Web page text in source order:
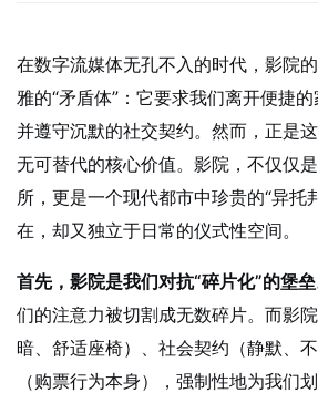
在数字流媒体无孔不入的时代，影院
雅的“矛盾体”：它要求我们离开便捷的
并遵守沉默的社交契约。然而，正是
无可替代的核心价值。影院，不仅仅
所，更是一个现代都市中珍贵的“异
在，却又独立于日常的仪式性空间。
首先，影院是我们对抗“碎片化”的堡垒
们的注意力被切割成无数碎片。而影
暗、舒适座椅）、社会契约（静默、
（购票行为本身），强制性地为我们